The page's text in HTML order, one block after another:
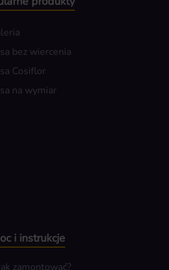
bez wiercenia
Cosiflor
na wymiar
i instrukcje
zamontować?